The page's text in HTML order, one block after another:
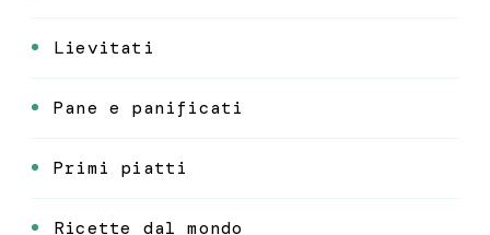
Lievitati
Pane e panificati
Primi piatti
Ricette dal mondo